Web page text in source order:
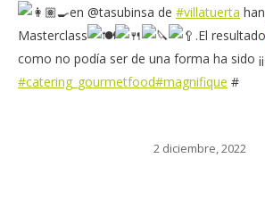
en @tasubinsa de #villatuerta
Masterclass
.El resultado
como no podía ser de una forma ha sido
#catering_gourmetfood#magnifique #
2 diciembre, 2022